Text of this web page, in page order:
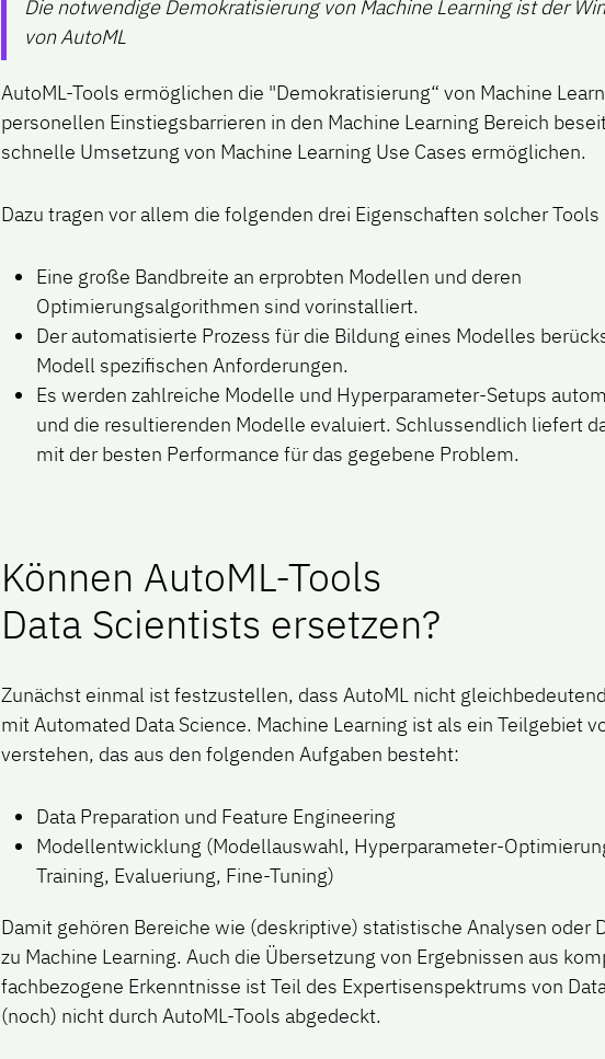
Die notwendige Demokratisierung von Machine Learning ist der
von AutoML
AutoML-Tools ermöglichen die "Demokratisierung“ von Machine
personellen Einstiegsbarrieren in den Machine Learning Bereich
schnelle Umsetzung von Machine Learning Use Cases ermöglichen.
Dazu tragen vor allem die folgenden drei Eigenschaften solcher Tools
Eine große Bandbreite an erprobten Modellen und deren
Optimierungsalgorithmen sind vorinstalliert.
Der automatisierte Prozess für die Bildung eines Modelles
Modell spezifischen Anforderungen.
Es werden zahlreiche Modelle und Hyperparameter-Setups
und die resultierenden Modelle evaluiert. Schlussendlich liefert
mit der besten Performance für das gegebene Problem.
Können AutoML-Tools
Data Scientists ersetzen?
Zunächst einmal ist festzustellen, dass AutoML nicht
mit Automated Data Science. Machine Learning ist als ein Teilgebiet
verstehen, das aus den folgenden Aufgaben besteht:
Data Preparation und Feature Engineering
Modellentwicklung (Modellauswahl, Hyperparameter-
Training, Evalueriung, Fine-Tuning)
Damit gehören Bereiche wie (deskriptive) statistische Analysen oder
zu Machine Learning. Auch die Übersetzung von Ergebnissen aus
fachbezogene Erkenntnisse ist Teil des Expertisenspektrums von
(noch) nicht durch AutoML-Tools abgedeckt.